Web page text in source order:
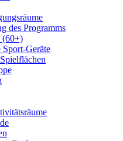
des Programms
(60+)
Geräte